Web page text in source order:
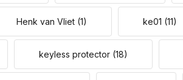
Henk van Vliet (1) ke01 (11)
keyless protector (18)